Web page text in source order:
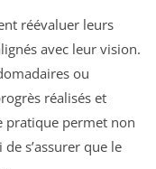
réévaluer leurs
avec leur vision.
ou
réalisés et
pratique permet non
s’assurer que le